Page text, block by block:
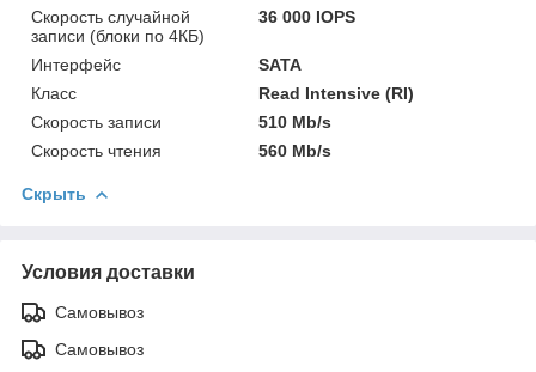
Скорость случайной
записи (блоки по 4КБ)
36 000 IOPS
Интерфейс
SATA
Класс
Read Intensive (RI)
Скорость записи
510 Mb/s
Скорость чтения
560 Mb/s
Скрыть
Условия доставки
Самовывоз
Самовывоз